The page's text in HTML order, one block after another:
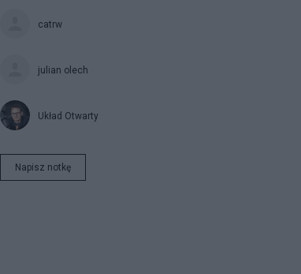
catrw
julian olech
Układ Otwarty
Napisz notkę